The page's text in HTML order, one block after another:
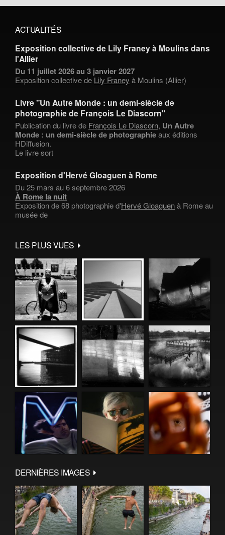
ACTUALITÉS
Exposition collective de Lily Franey à Moulins dans
l'Allier
Du 11 juillet 2026 au 3 janvier 2027
Exposition collective de Lily Franey à Moulins (Allier)
Livre "Un Autre Monde : un demi-siècle de
photographie de François Le Diascorn"
Publication du livre de François Le Diascorn, Un Autre
Monde : un demi-siècle de photographieaux éditions
HDiffusion.
Le livre sort
Exposition d'Hervé Gloaguen à Rome
Du 25 mars au 6 septembre 2026
À Rome la nuit
Exposition de 68 photographie d'Hervé Gloaguenà Rome au
musée de
LES PLUS VUES
DERNIÈRES IMAGES